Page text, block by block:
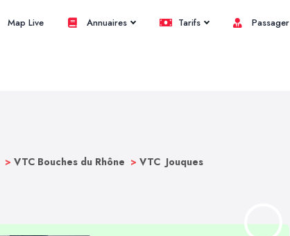
Map Live Annuaires Tarifs Passager
> VTC Bouches du Rhône > VTC Jouques